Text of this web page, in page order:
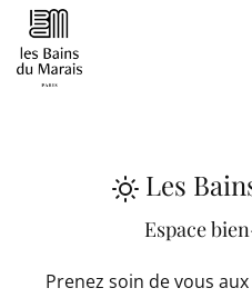
Les
Espace
Prenez soin de vous